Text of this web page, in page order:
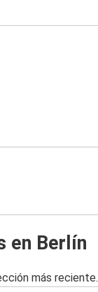
en Berlín
más reciente.